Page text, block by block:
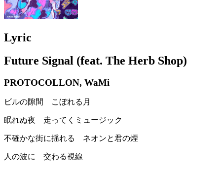
Lyric
Future Signal (feat. The Herb Shop)
PROTOCOLLON, WaMi
ビルの隙間 こぼれる月
眠れぬ夜 走ってくミュージック
不確かな街に揺れる ネオンと君の煙
人の波に 交わる視線